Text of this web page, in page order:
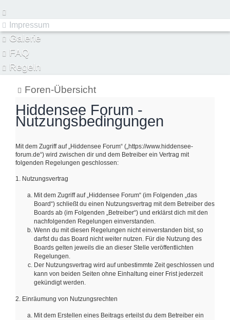
Impressum
Galerie
FAQ
Regeln
Hiddensee Forum
Foren-Übersicht
Hiddensee Forum -
Nutzungsbedingungen
Mit dem Zugriff auf „Hiddensee Forum“ („https://www.hiddensee-
forum.de“) wird zwischen dir und dem Betreiber ein Vertrag mit
folgenden Regelungen geschlossen:
1. Nutzungsvertrag
Mit dem Zugriff auf „Hiddensee Forum“ (im Folgenden „das
Board“) schließt du einen Nutzungsvertrag mit dem Betreiber des
Boards ab (im Folgenden „Betreiber“) und erklärst dich mit den
nachfolgenden Regelungen einverstanden.
Wenn du mit diesen Regelungen nicht einverstanden bist, so
darfst du das Board nicht weiter nutzen. Für die Nutzung des
Boards gelten jeweils die an dieser Stelle veröffentlichten
Regelungen.
Der Nutzungsvertrag wird auf unbestimmte Zeit geschlossen und
kann von beiden Seiten ohne Einhaltung einer Frist jederzeit
gekündigt werden.
2. Einräumung von Nutzungsrechten
Mit dem Erstellen eines Beitrags erteilst du dem Betreiber ein